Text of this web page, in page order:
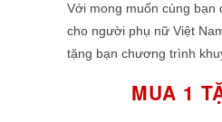
Với mong muốn cùng bạn
cho người phụ nữ Việt
tặng bạn chương trình
MUA 1